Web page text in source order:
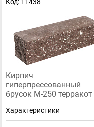
Код: 11438
Кирпич
гиперпрессованный
брусок М-250 терракот
Характеристики